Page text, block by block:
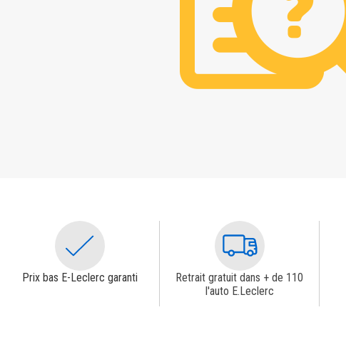
Prix bas E-Leclerc garanti
Retrait gratuit dans + de 110
l'auto E.Leclerc